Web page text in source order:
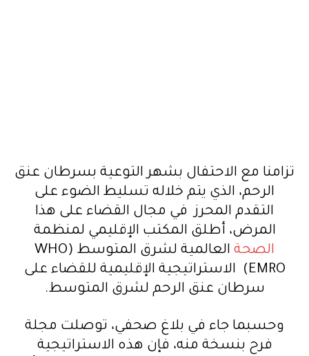
تزامنا مع الاحتفال بشهر التوعية بسرطان عنق
الرحم، الذي يتم خلاله تسليط الضوء على
التقدم المحرز في مجال القضاء على هذا
المرض، أطلق المكتب الإقليمي لمنظمة
الصحة
العالمية لشرق المتوسط (WHO
EMRO) الاستراتيجية الإقليمية للقضاء على
سرطان عنق الرحم لشرق المتوسط.
وحسبما جاء في بلاغ صحفي، توصلت مجلة
فرح بنسخة منه، فإن هذه الاستراتيجية